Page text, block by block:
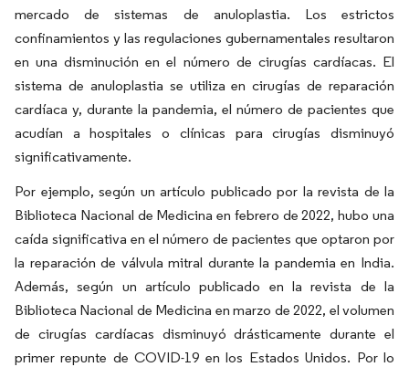
mercado de sistemas de anuloplastia. Los estrictos
confinamientos y las regulaciones gubernamentales resultaron
en una disminución en el número de cirugías cardíacas. El
sistema de anuloplastia se utiliza en cirugías de reparación
cardíaca y, durante la pandemia, el número de pacientes que
acudían a hospitales o clínicas para cirugías disminuyó
significativamente.
Por ejemplo, según un artículo publicado por la revista de la
Biblioteca Nacional de Medicina en febrero de 2022, hubo una
caída significativa en el número de pacientes que optaron por
la reparación de válvula mitral durante la pandemia en India.
Además, según un artículo publicado en la revista de la
Biblioteca Nacional de Medicina en marzo de 2022, el volumen
de cirugías cardíacas disminuyó drásticamente durante el
primer repunte de COVID-19 en los Estados Unidos. Por lo